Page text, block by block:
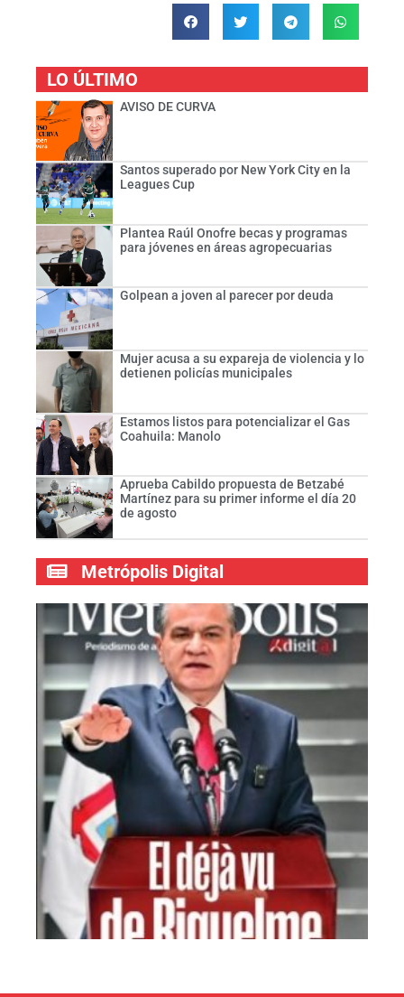
LO ÚLTIMO
AVISO DE CURVA
Santos superado por New York City en la
Leagues Cup
Plantea Raúl Onofre becas y programas
para jóvenes en áreas agropecuarias
Golpean a joven al parecer por deuda
Mujer acusa a su expareja de violencia y lo
detienen policías municipales
Estamos listos para potencializar el Gas
Coahuila: Manolo
Aprueba Cabildo propuesta de Betzabé
Martínez para su primer informe el día 20
de agosto
Metrópolis Digital